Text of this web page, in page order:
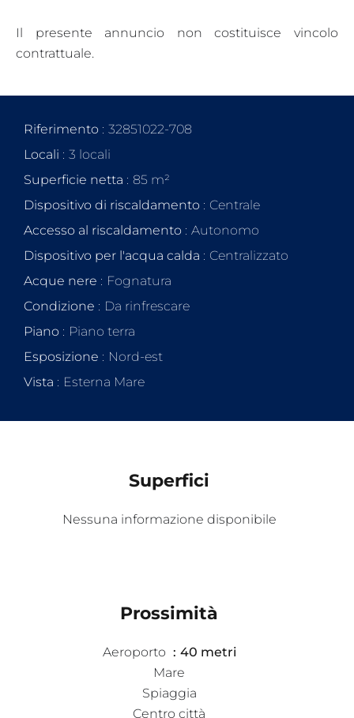
Il presente annuncio non costituisce vincolo
contrattuale.
Riferimento
32851022-708
Locali
3 locali
Superficie netta
85 m²
Dispositivo di riscaldamento
Centrale
Accesso al riscaldamento
Autonomo
Dispositivo per l'acqua calda
Centralizzato
Acque nere
Fognatura
Condizione
Da rinfrescare
Piano
Piano terra
Esposizione
Nord-est
Vista
Esterna Mare
Superfici
Nessuna informazione disponibile
Prossimità
Aeroporto
40 metri
Mare
Spiaggia
Centro città